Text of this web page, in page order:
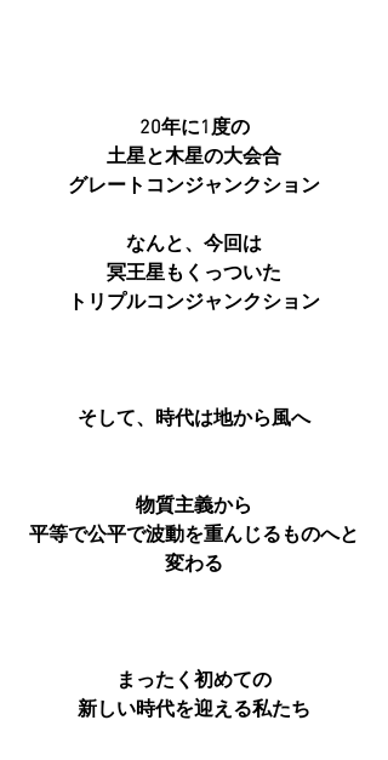
20年に1度の
土星と木星の大会合
グレートコンジャンクション
なんと、今回は
冥王星もくっついた
トリプルコンジャンクション
そして、時代は地から風へ
物質主義から
平等で公平で波動を重んじるものへと
変わる
まったく初めての
新しい時代を迎える私たち